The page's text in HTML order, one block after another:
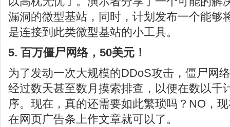
漏洞的微型基站，同时，计划发布一个能够
是连接到此类微型基站的小工具。
5. 百万僵尸网络，50美元！
为了发动一次大规模的DDoS攻击，僵尸网
经过数天甚至数月摸索排查，以便在数以千
序。现在，真的还需要如此繁琐吗？NO，
在网页广告条上作文章就可以了。